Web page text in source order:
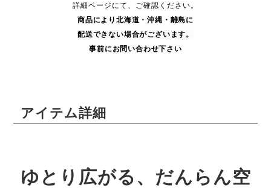
詳細ページにて、ご確認ください。
商品により 北海道・沖縄・ 離島に
配送できない場合がございます。
事前にお問い合わせ下さい
アイテム詳細
ゆとり広がる、だんらん空